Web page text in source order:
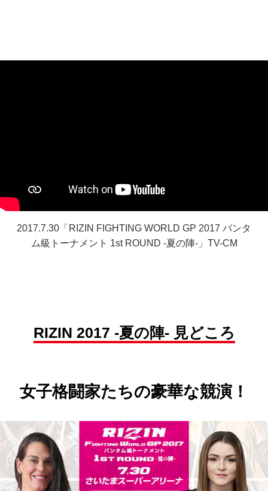
2017.7.30「RIZIN FIGHTING WORLD GP 2017 バンタ
ム級トーナメント 1st ROUND -夏の陣-」TV-CM
RIZIN 2017 -夏の陣- 見どころ
女子格闘家たちの豪華な競演！